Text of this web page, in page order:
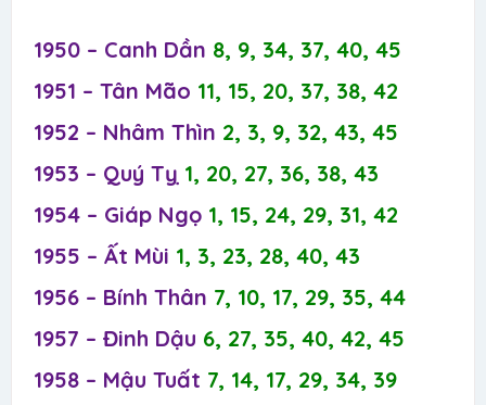
1950 – Canh Dần 8, 9, 34, 37, 40, 45
1951 – Tân Mão 11, 15, 20, 37, 38, 42
1952 – Nhâm Thìn 2, 3, 9, 32, 43, 45
1953 – Quý Tỵ 1, 20, 27, 36, 38, 43
1954 – Giáp Ngọ 1, 15, 24, 29, 31, 42
1955 – Ất Mùi 1, 3, 23, 28, 40, 43
1956 – Bính Thân 7, 10, 17, 29, 35, 44
1957 – Đinh Dậu 6, 27, 35, 40, 42, 45
1958 – Mậu Tuất 7, 14, 17, 29, 34, 39